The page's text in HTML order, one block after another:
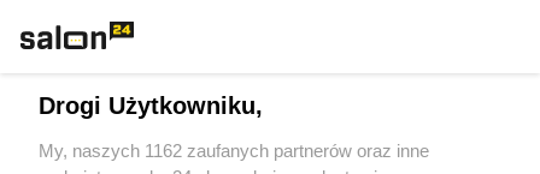
Lawina zamykanych firm. Zatrważająca liczba przypadków
To koniec tej sieci w Polsce. Klienci zobaczą zupełnie
Drogi Użytkowniku,
My, naszych 1162 zaufanych partnerów oraz inne